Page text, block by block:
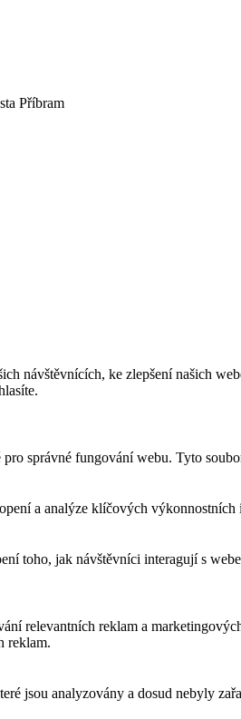
Příbram
návštěvnících, ke zlepšení našich
správné fungování webu. Tyto
a analýze klíčových
toho, jak návštěvníci interagují s
relevantních reklam a
reklam.
jsou analyzovány a dosud nebyly